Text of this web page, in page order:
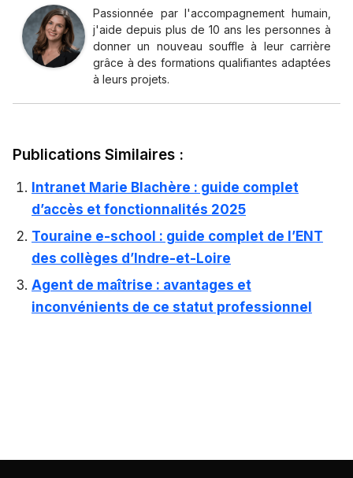
Passionnée par l'accompagnement humain,
j'aide depuis plus de 10 ans les personnes à
donner un nouveau souffle à leur carrière
grâce à des formations qualifiantes adaptées
à leurs projets.
Publications Similaires :
Intranet Marie Blachère : guide complet
d’accès et fonctionnalités 2025
Touraine e-school : guide complet de l’ENT
des collèges d’Indre-et-Loire
Agent de maîtrise : avantages et
inconvénients de ce statut professionnel